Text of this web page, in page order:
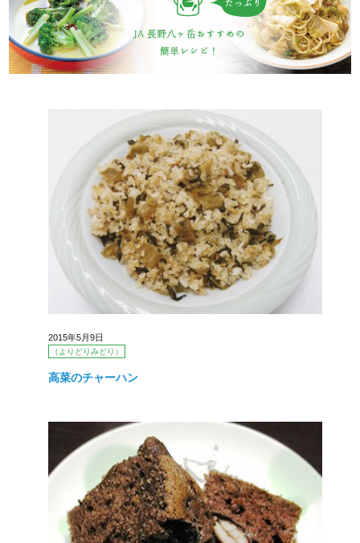
2015年5月9日
（よりどりみどり）
高菜のチャーハン